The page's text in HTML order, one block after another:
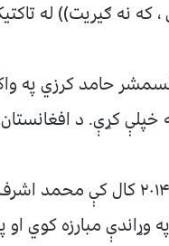
نه ګیریت)) له
حامد کرزي په
خپلې کړې. د
اولسمشرۍ څوکۍ د کیمپاین په مهال
وړاندې مبارزه کوي